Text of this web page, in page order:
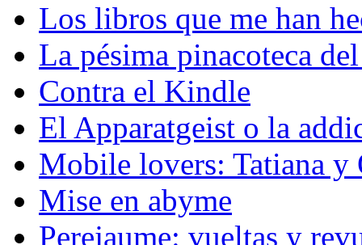
Los libros que me han
La pésima pinacoteca
Contra el Kindle
El Apparatgeist o la
Mobile lovers: Tatiana y
Mise en abyme
Perejaume: vueltas y